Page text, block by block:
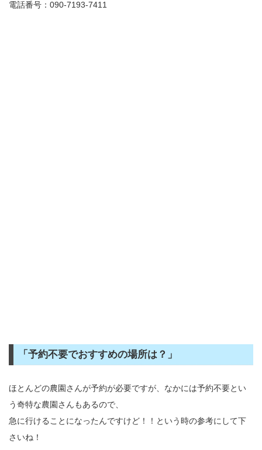
電話番号：090-7193-7411
「予約不要でおすすめの場所は？」
ほとんどの農園さんが予約が必要ですが、なかには予約不要とい
う奇特な農園さんもあるので、
急に行けることになったんですけど！！という時の参考にして下
さいね！